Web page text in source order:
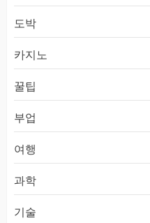
도박
카지노
꿀팁
부업
여행
과학
기술